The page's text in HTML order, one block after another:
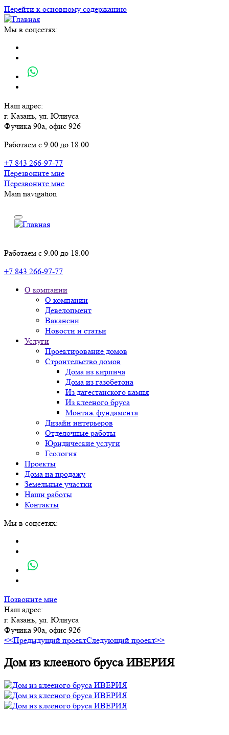
Перейти к основному содержанию
Мы в соцсетях:
Наш адрес:
г. Казань, ул. Юлиуса
Фучика 90а, офис 926
Работаем с 9.00 до 18.00
+7 843 266-97-77
Перезвоните мне
Перезвоните мне
Main navigation
Работаем с 9.00 до 18.00
+7 843 266-97-77
О компании
О компании
Девелопмент
Вакансии
Новости и статьи
Услуги
Проектирование домов
Строительство домов
Дома из кирпича
Дома из газобетона
Из дагестанского камня
Из клееного бруса
Монтаж фундамента
Дизайн интерьеров
Отделочные работы
Юридические услуги
Геология
Проекты
Дома на продажу
Земельные участки
Наши работы
Контакты
Мы в соцсетях:
Позвоните мне
Наш адрес:
г. Казань, ул. Юлиуса
Фучика 90а, офис 926
<<Предыдущий проектСледующий проект>>
Дом из клееного бруса ИВЕРИЯ